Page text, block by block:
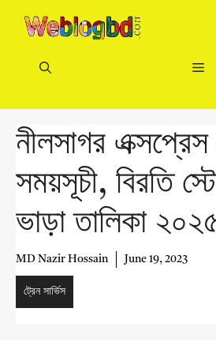
নীলসাগর এক্সপ্রেস
সময়সূচী, বিরতি
ভাড়া তালিকা
MD Nazir Hossain June 19, 2023
ট্রেন সার্ভিস